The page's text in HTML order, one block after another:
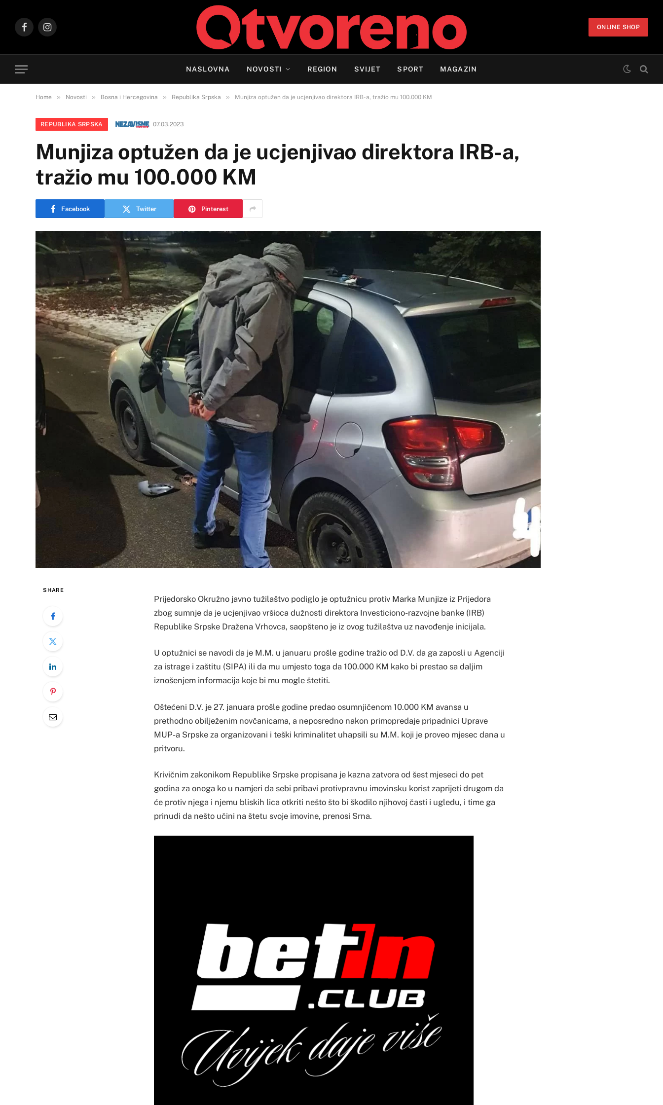
FacebookInstagram
ONLINE SHOP
NASLOVNA NOVOSTI REGION SVIJET SPORT MAGAZIN
Home » Novosti » Bosna i Hercegovina » Republika Srpska » Munjiza optužen da je ucjenjivao direktora IRB-a, tražio mu 100.000 KM
REPUBLIKA SRPSKA 07.03.2023
Munjiza optužen da je ucjenjivao direktora IRB-a,
tražio mu 100.000 KM
Facebook Twitter Pinterest
SHARE
Prijedorsko Okružno javno tužilaštvo podiglo je optužnicu protiv Marka Munjize iz Prijedora
zbog sumnje da je ucjenjivao vršioca dužnosti direktora Investiciono-razvojne banke (IRB)
Republike Srpske Dražena Vrhovca, saopšteno je iz ovog tužilaštva uz navođenje inicijala.
U optužnici se navodi da je M.M. u januaru prošle godine tražio od D.V. da ga zaposli u Agenciji
za istrage i zaštitu (SIPA) ili da mu umjesto toga da 100.000 KM kako bi prestao sa daljim
iznošenjem informacija koje bi mu mogle štetiti.
Oštećeni D.V. je 27. januara prošle godine predao osumnjičenom 10.000 KM avansa u
prethodno obilježenim novčanicama, a neposredno nakon primopredaje pripadnici Uprave
MUP-a Srpske za organizovani i teški kriminalitet uhapsili su M.M. koji je proveo mjesec dana u
pritvoru.
Krivičnim zakonikom Republike Srpske propisana je kazna zatvora od šest mjeseci do pet
godina za onoga ko u namjeri da sebi pribavi protivpravnu imovinsku korist zaprijeti drugom da
će protiv njega i njemu bliskih lica otkriti nešto što bi škodilo njihovoj časti i ugledu, i time ga
prinudi da nešto učini na štetu svoje imovine, prenosi Srna.